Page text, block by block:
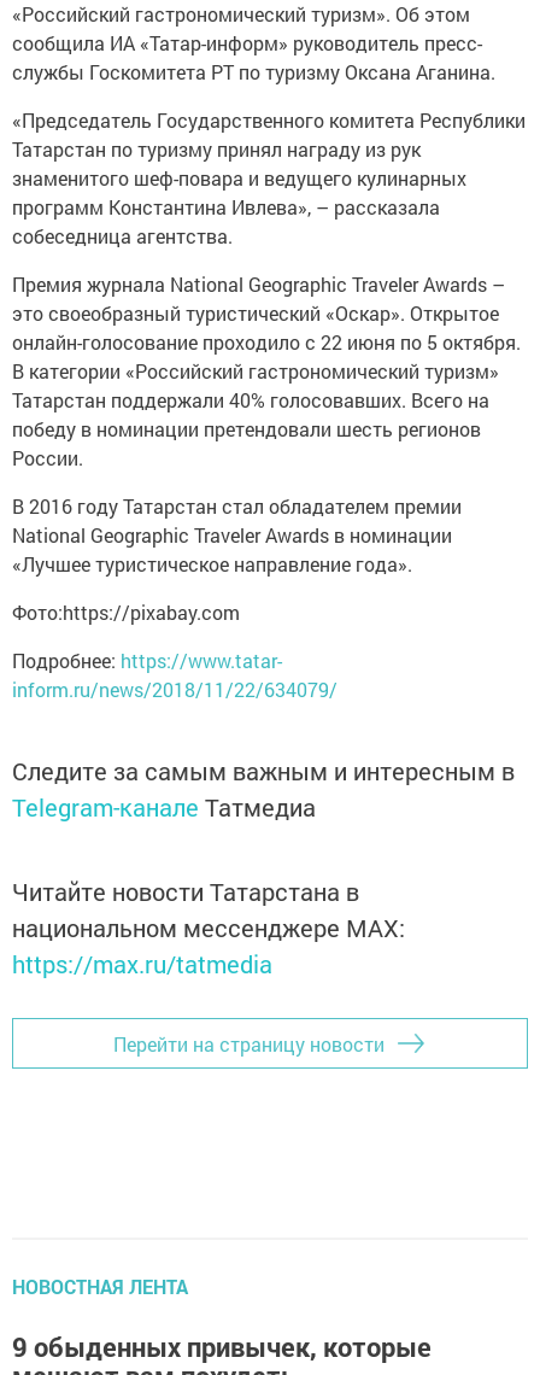
«Российский гастрономический туризм». Об этом
сообщила ИА «Татар-информ» руководитель пресс-
службы Госкомитета РТ по туризму Оксана Аганина.
«Председатель Государственного комитета Республики
Татарстан по туризму принял награду из рук
знаменитого шеф-повара и ведущего кулинарных
программ Константина Ивлева», – рассказала
собеседница агентства.
Премия журнала National Geographic Traveler Awards –
это своеобразный туристический «Оскар». Открытое
онлайн-голосование проходило c 22 июня по 5 октября.
В категории «Российский гастрономический туризм»
Татарстан поддержали 40% голосовавших. Всего на
победу в номинации претендовали шесть регионов
России.
В 2016 году Татарстан стал обладателем премии
National Geographic Traveler Awards в номинации
«Лучшее туристическое направление года».
Фото:https://pixabay.com
Подробнее: https://www.tatar-
inform.ru/news/2018/11/22/634079/
Следите за самым важным и интересным в
Telegram-канале Татмедиа
Читайте новости Татарстана в
национальном мессенджере MАХ:
https://max.ru/tatmedia
Перейти на страницу новости
НОВОСТНАЯ ЛЕНТА
9 обыденных привычек, которые